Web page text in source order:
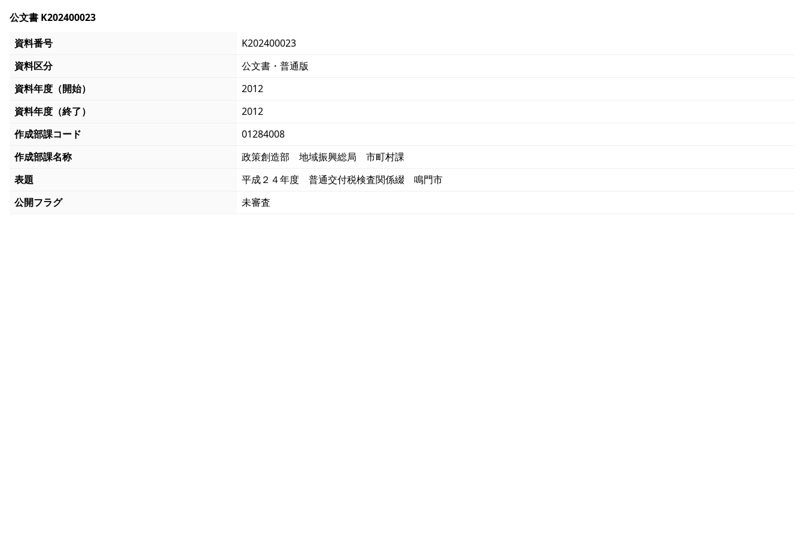
公文書 K202400023
資料番号
K202400023
資料区分
公文書・普通版
資料年度（開始）
2012
資料年度（終了）
2012
作成部課コード
01284008
作成部課名称
政策創造部 地域振興総局 市町村課
表題
平成２４年度 普通交付税検査関係綴 鳴門市
公開フラグ
未審査